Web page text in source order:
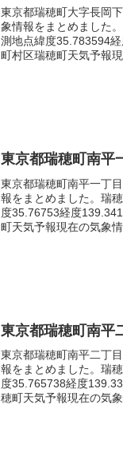
東京都瑞穂町大字長岡
象情報をまとめました
測地点緯度35.783594
町村区瑞穂町天気予報
東京都瑞穂町南平
東京都瑞穂町南平一丁
報をまとめました。瑞
度35.76753経度
町天気予報現在の気象情
東京都瑞穂町南平
東京都瑞穂町南平二丁
報をまとめました。瑞
度35.765738経度
穂町天気予報現在の気象